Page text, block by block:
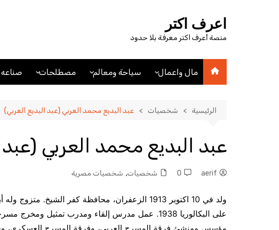
اعرف اكتر
منصة أعرف اكتر معرفة بلا حدود
مال واعمال
مصطلحات اقتصادية
سياحة ومعالم
فنادق
مصطلحات صناعه
صناعه
الرئيسية شخصيات عبد البديع محمد العربي (عبد البديع العربي)
عبد البديع محمد العربي (عبد
aerif
0 شخصيات, شخصيات مصرية
ولد في 10 اكتوبر 1913 الزعفران، محافظة كفر
مؤسس ومنشئ فرقة المسرح العربي، وفرقة المسرح العسكري،